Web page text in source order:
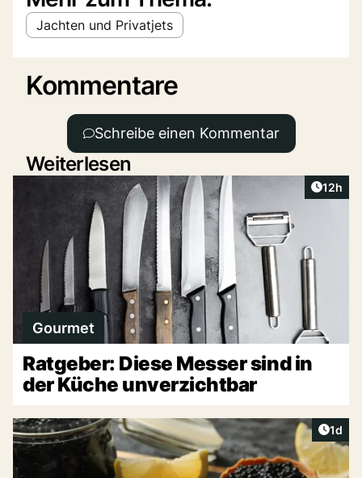
Jachten und Privatjets
Kommentare
Schreibe einen Kommentar
Weiterlesen
Artikel
12h
Gourmet
Ratgeber: Diese Messer sind in
der Küche unverzichtbar
1d